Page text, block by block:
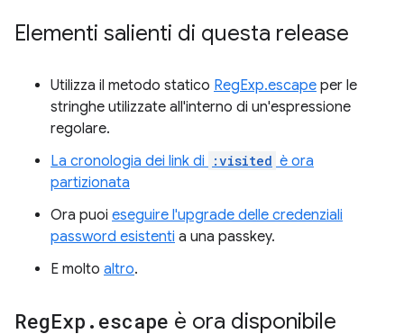
Elementi salienti di questa release
Utilizza il metodo statico RegExp.escape per le
stringhe utilizzate all'interno di un'espressione
regolare.
La cronologia dei link di
:visited è ora
partizionata
Ora puoi eseguire l'upgrade delle credenziali
password esistenti a una passkey.
E molto altro.
RegExp . escape è ora disponibile